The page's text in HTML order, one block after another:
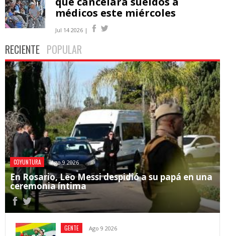
médicos este miércoles
Jul 14 2026 |
RECIENTE POPULAR
COYUNTURA Ago 9 2026
En Rosario, Leo Messi despidió a su papá en una
ceremonia íntima
GENTE Ago 9 2026